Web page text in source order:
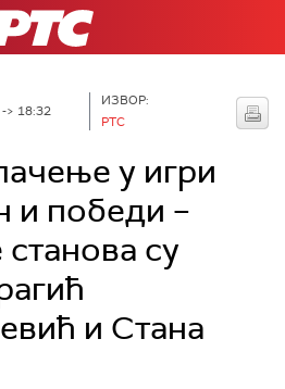
> 18:32
ИЗВОР:
РТС
у игри
и победи –
су
и Стана